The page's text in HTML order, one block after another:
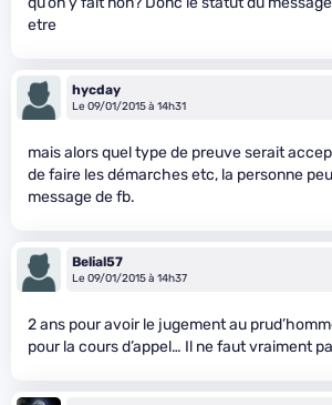
etre
hycday
Le 09/01/2015 à 14h31
mais alors quel type de preuve serait
de faire les démarches etc, la personne
message de fb.
Belial57
Le 09/01/2015 à 14h37
2 ans pour avoir le jugement au
pour la cours d’appel… Il ne faut vraiment